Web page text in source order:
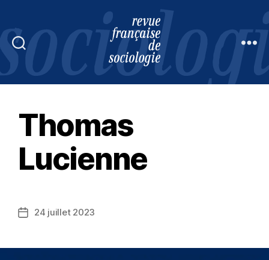
Revue
française
Thomas
Lucienne
Date24 juillet 2023